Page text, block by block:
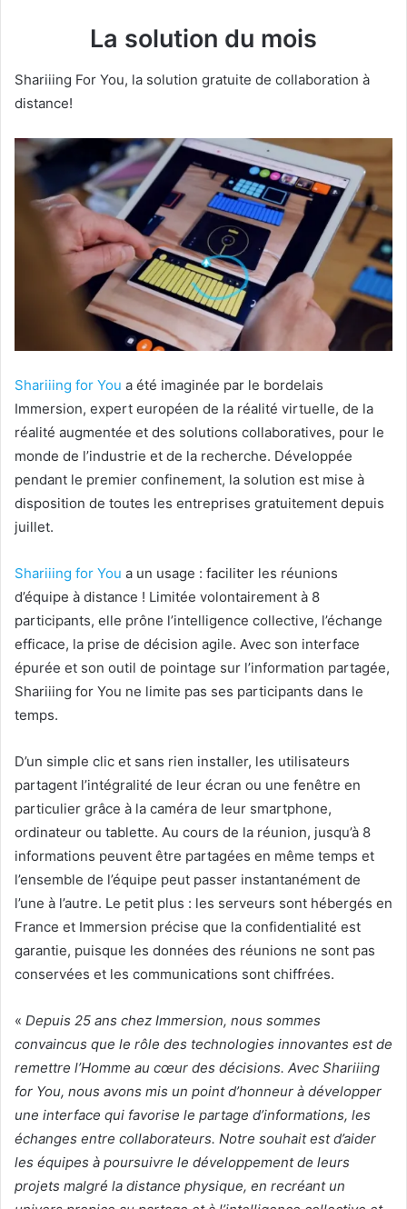
La solution du mois
Shariiing For You, la solution gratuite de collaboration à
distance!
Shariiing for You a été imaginée par le bordelais
Immersion, expert européen de la réalité virtuelle, de la
réalité augmentée et des solutions collaboratives, pour le
monde de l’industrie et de la recherche. Développée
pendant le premier confinement, la solution est mise à
disposition de toutes les entreprises gratuitement depuis
juillet.
Shariiing for You a un usage : faciliter les réunions
d’équipe à distance ! Limitée volontairement à 8
participants, elle prône l’intelligence collective, l’échange
efficace, la prise de décision agile. Avec son interface
épurée et son outil de pointage sur l’information partagée,
Shariiing for You ne limite pas ses participants dans le
temps.
D’un simple clic et sans rien installer, les utilisateurs
partagent l’intégralité de leur écran ou une fenêtre en
particulier grâce à la caméra de leur smartphone,
ordinateur ou tablette. Au cours de la réunion, jusqu’à 8
informations peuvent être partagées en même temps et
l’ensemble de l’équipe peut passer instantanément de
l’une à l’autre. Le petit plus : les serveurs sont hébergés en
France et Immersion précise que la confidentialité est
garantie, puisque les données des réunions ne sont pas
conservées et les communications sont chiffrées.
« Depuis 25 ans chez Immersion, nous sommes
convaincus que le rôle des technologies innovantes est de
remettre l’Homme au cœur des décisions. Avec Shariiing
for You, nous avons mis un point d’honneur à développer
une interface qui favorise le partage d’informations, les
échanges entre collaborateurs. Notre souhait est d’aider
les équipes à poursuivre le développement de leurs
projets malgré la distance physique, en recréant un